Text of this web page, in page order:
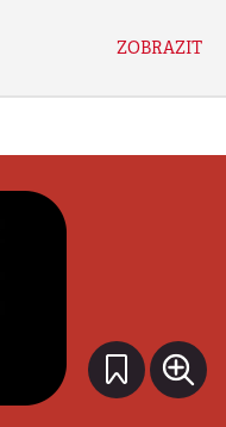
ZOBRAZIT